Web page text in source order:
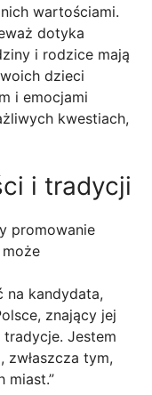
wartościami.
dotyka
i rodzice mają
dzieci
i emocjami
kwestiach,
i tradycji
promowanie
na kandydata,
znający jej
Jestem
tym,
miast.”